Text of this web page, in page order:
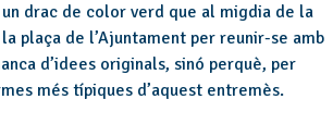
un drac de color verd que al migdia de la
plaça de l’Ajuntament per reunir-se amb
d’idees originals, sinó perquè, per
més típiques d’aquest entremès.